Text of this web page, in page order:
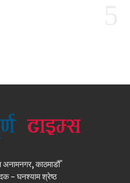
अनामनगर, काठमाडौँ
- घनश्याम श्रेष्ठ